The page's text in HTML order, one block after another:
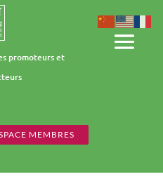
promoteurs et
MEMBRES